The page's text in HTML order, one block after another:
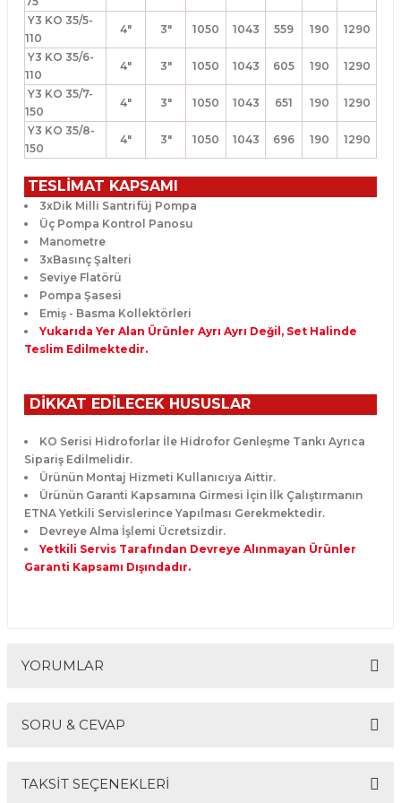
Y3 KO 35/5-
110
4" 3" 1050 1043 559 190 1290
Y3 KO 35/6-
110
4" 3" 1050 1043 605 190 1290
Y3 KO 35/7-
150
4" 3" 1050 1043 651 190 1290
Y3 KO 35/8-
150
4" 3" 1050 1043 696 190 1290
TESLİMAT KAPSAMI
3xDik Milli Santrifüj Pompa
Üç Pompa Kontrol Panosu
Manometre
3xBasınç Şalteri
Seviye Flatörü
Pompa Şasesi
Emiş - Basma Kollektörleri
Yukarıda Yer Alan Ürünler Ayrı Ayrı Değil, Set Halinde
Teslim Edilmektedir.
DİKKAT EDİLECEK HUSUSLAR
KO Serisi Hidroforlar İle Hidrofor Genleşme Tankı Ayrıca
Sipariş Edilmelidir.
Ürünün Montaj Hizmeti Kullanıcıya Aittir.
Ürünün Garanti Kapsamına Girmesi İçin İlk Çalıştırmanın
ETNA Yetkili Servislerince Yapılması Gerekmektedir.
Devreye Alma İşlemi Ücretsizdir.
Yetkili Servis Tarafından Devreye Alınmayan Ürünler
Garanti Kapsamı Dışındadır.
YORUMLAR
SORU & CEVAP
TAKSİT SEÇENEKLERİ